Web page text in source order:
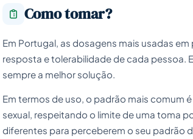
Como tomar?
Em Portugal, as dosagens mais usadas
resposta e tolerabilidade de cada pessoa.
sempre a melhor solução.
Em termos de uso, o padrão mais comum
sexual, respeitando o limite de uma toma
diferentes para perceberem o seu padrão